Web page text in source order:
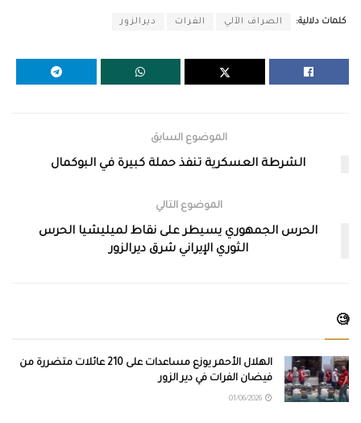
كلمات دلالية: الصراف الآلي الفرات ديرالزور
الموضوع السابق
الشرطة العسكرية تنفذ حملة كبيرة في البوكمال
الموضوع التالي
الحرس الجمهوري يسيطر على نقاط لميليشيا الحرس
الثوري الإيراني شرق ديرالزور
🧐
الهلال الأحمر يوزع مساعدات على 210 عائلات متضررة من
فيضان الفرات في دير الزور